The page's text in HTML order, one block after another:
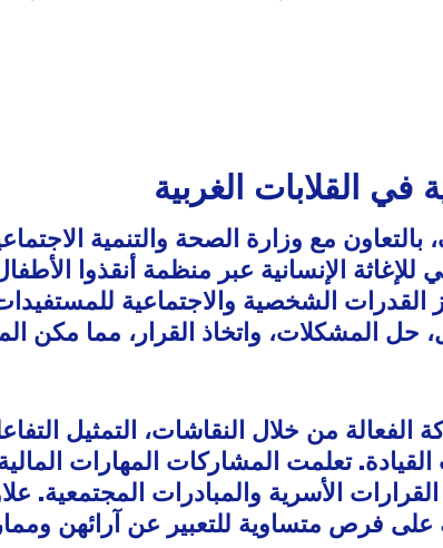
في القلابات الغربية
مع وزارة الصحة والتنمية
للإغاثة الإنسانية عبر منظمة أنقذوا
القدرات الشخصية والاجتماعية
حل المشكلات، واتخاذ القرار، مما
من خلال النقاشات، التمثيل
تعلمت المشاركات المهارات
الأسرية والمبادرات المجتمعية.
فرص متساوية للتعبير عن آرائهن